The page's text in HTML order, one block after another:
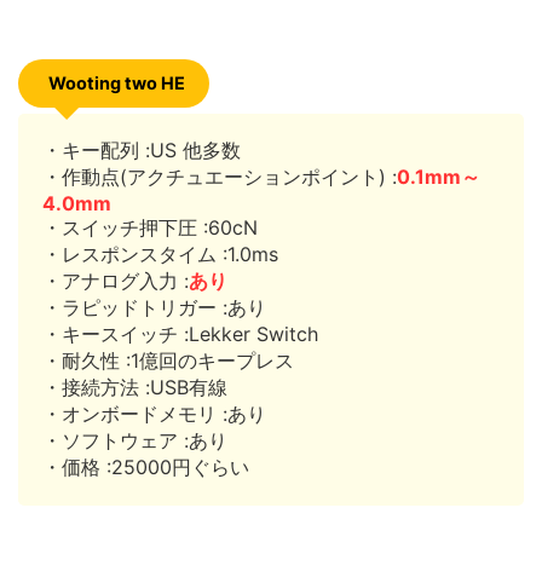
Wooting two HE
・キー配列 :US 他多数
・作動点(アクチュエーションポイント) :0.1mm～
4.0mm
・スイッチ押下圧 :60cN
・レスポンスタイム :1.0ms
・アナログ入力 :あり
・ラピッドトリガー :あり
・キースイッチ :Lekker Switch
・耐久性 :1億回のキープレス
・接続方法 :USB有線
・オンボードメモリ :あり
・ソフトウェア :あり
・価格 :25000円ぐらい